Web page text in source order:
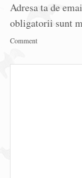
Adresa ta de
obligatorii sunt
Comment